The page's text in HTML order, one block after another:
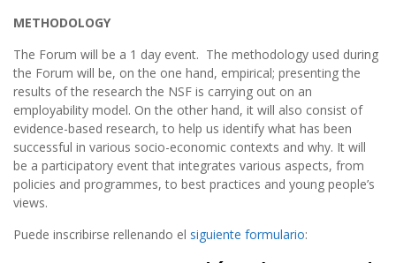
METHODOLOGY
The Forum will be a 1 day event. The methodology used during
the Forum will be, on the one hand, empirical; presenting the
results of the research the NSF is carrying out on an
employability model. On the other hand, it will also consist of
evidence-based research, to help us identify what has been
successful in various socio-economic contexts and why. It will
be a participatory event that integrates various aspects, from
policies and programmes, to best practices and young people’s
views.
Puede inscribirse rellenando el siguiente formulario: